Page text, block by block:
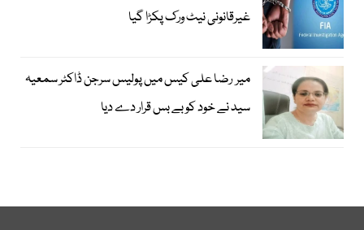
غیرقانونی نیٹ ورک پکڑا گیا
میر رضا علی کیس میں پولیس سرجن ڈاکٹر سمعیہ
سید نے خود کو بے بس قرار دے دیا